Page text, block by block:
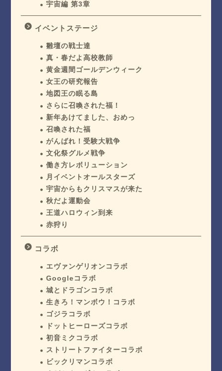
宇宙編 第3章
イベントステージ
雛壇の戦士達
真・春だよ高校教師
黄金週間ゴールデンウィーク
女王の研究報告
地図王の眠る島
さらに召喚された福！
新年あけてました、おめっ
召喚された福
がんばれ！受験大戦争
文化祭グルメ戦争
働き方レボリューション
月イベントオールスターズ
宇宙からもクリスマスが来た
秋だよ運動会
王道ハロウィン到来
赤狩り
コラボ
エヴァンゲリオンコラボ
Googleコラボ
城とドラゴンコラボ
生きろ！マンボウ！コラボ
ゴジラコラボ
ドットヒーローズコラボ
初音ミクコラボ
ストリートファイターコラボ
ビックリマンコラボ